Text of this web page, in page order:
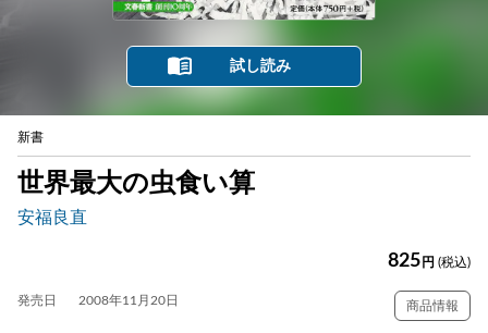
試し読み
新書
世界最大の虫食い算
安福良直
825 円 (税込)
発売日 2008年11月20日 商品情報